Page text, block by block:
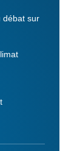
débat sur